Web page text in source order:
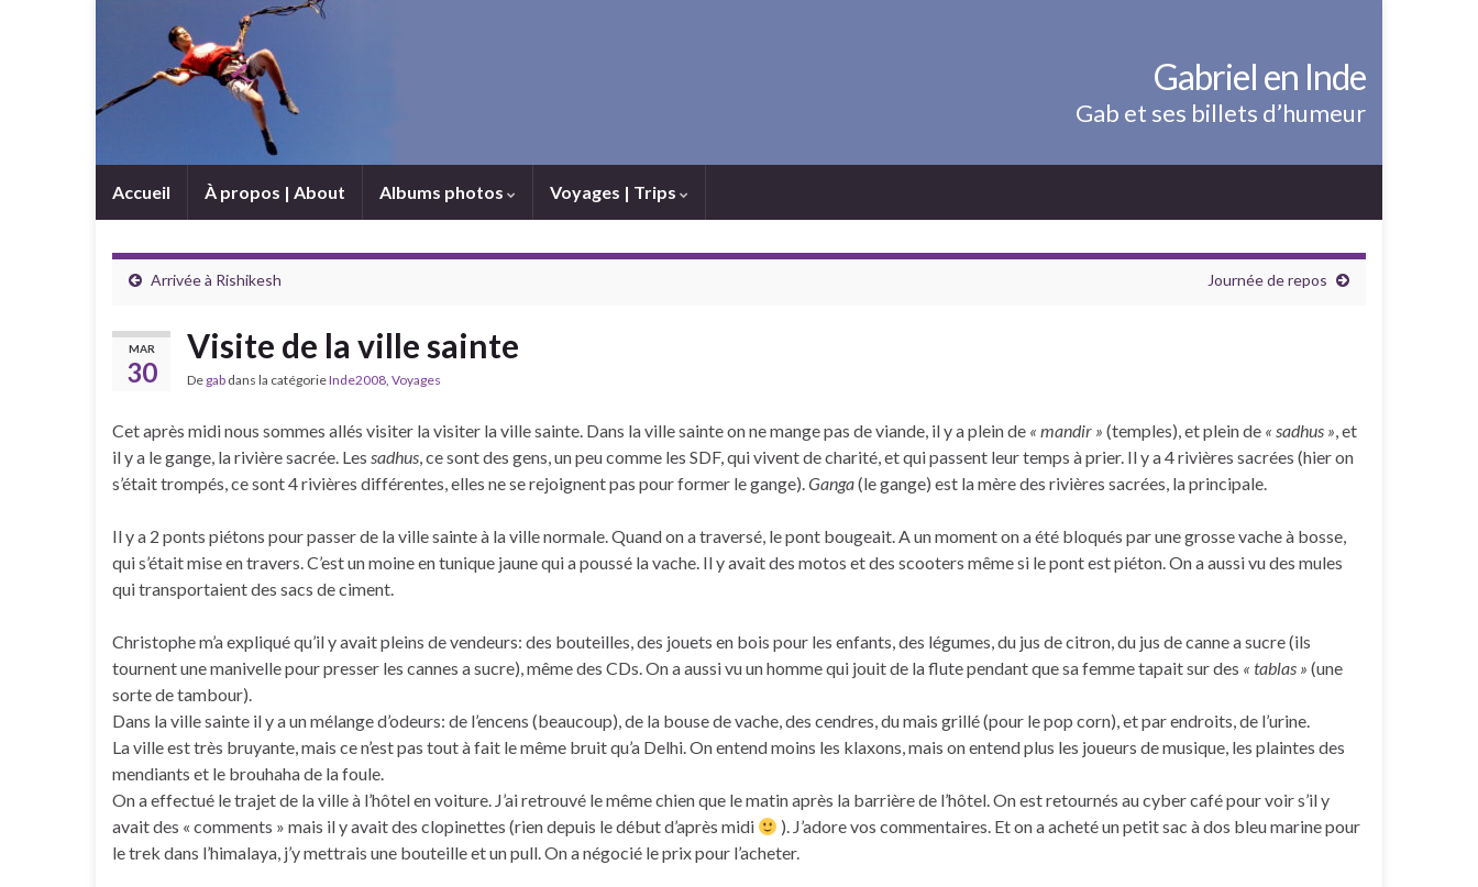
Gabriel en Inde
Gab et ses billets d’humeur
Accueil À propos | About Albums photos Voyages | Trips
Arrivée à Rishikesh Journée de repos
MAR
30
Visite de la ville sainte
De gab dans la catégorieInde2008, Voyages
Cet après midi nous sommes allés visiter la visiter la ville sainte. Dans la ville sainte on ne mange pas de viande, il y a plein de « mandir » (temples), et plein de « sadhus », et
il y a le gange, la rivière sacrée. Les sadhus, ce sont des gens, un peu comme les SDF, qui vivent de charité, et qui passent leur temps à prier. Il y a 4 rivières sacrées (hier on
s’était trompés, ce sont 4 rivières différentes, elles ne se rejoignent pas pour former le gange).Ganga(le gange) est la mère des rivières sacrées, la principale.
Il y a 2 ponts piétons pour passer de la ville sainte à la ville normale. Quand on a traversé, le pont bougeait. A un moment on a été bloqués par une grosse vache à bosse,
qui s’était mise en travers. C’est un moine en tunique jaune qui a poussé la vache. Il y avait des motos et des scooters même si le pont est piéton. On a aussi vu des mules
qui transportaient des sacs de ciment.
Christophe m’a expliqué qu’il y avait pleins de vendeurs: des bouteilles, des jouets en bois pour les enfants, des légumes, du jus de citron, du jus de canne a sucre (ils
tournent une manivelle pour presser les cannes a sucre), même des CDs. On a aussi vu un homme qui jouit de la flute pendant que sa femme tapait sur des « tablas » (une
sorte de tambour).
Dans la ville sainte il y a un mélange d’odeurs: de l’encens (beaucoup), de la bouse de vache, des cendres, du mais grillé (pour le pop corn), et par endroits, de l’urine.
La ville est très bruyante, mais ce n’est pas tout à fait le même bruit qu’a Delhi. On entend moins les klaxons, mais on entend plus les joueurs de musique, les plaintes des
mendiants et le brouhaha de la foule.
On a effectué le trajet de la ville à l’hôtel en voiture. J’ai retrouvé le même chien que le matin après la barrière de l’hôtel. On est retournés au cyber café pour voir s’il y
avait des « comments » mais il y avait des clopinettes (rien depuis le début d’après midi
). J’adore vos commentaires. Et on a acheté un petit sac à dos bleu marine pour
le trek dans l’himalaya, j’y mettrais une bouteille et un pull. On a négocié le prix pour l’acheter.